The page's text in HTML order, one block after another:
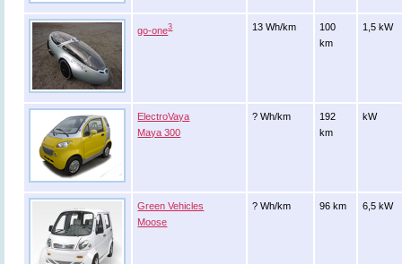
go-one3 13 Wh/km
100
km
1,5 kW
ElectroVaya
Maya 300
? Wh/km
192
km
kW
Green Vehicles
Moose
? Wh/km 96 km 6,5 kW